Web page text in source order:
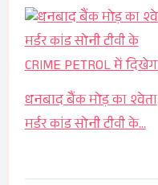
धनबाद बैंक मोड़ का श्वेता
मर्डर कांड सोनी टीवी के…